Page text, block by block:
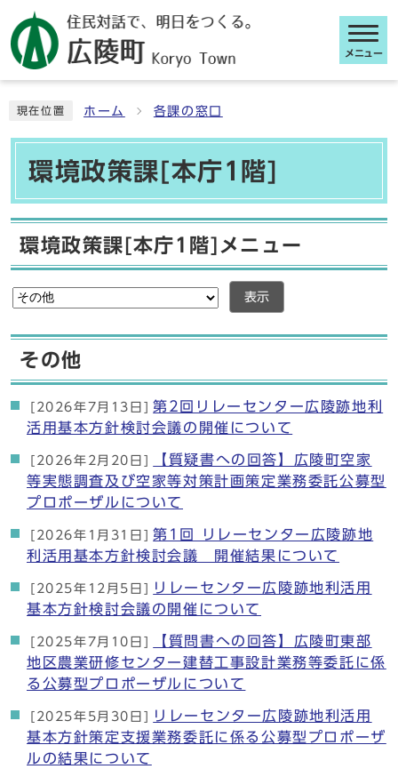
メニュー
現在位置 ホーム 各課の窓口
環境政策課[本庁1階]
環境政策課[本庁1階]メニュー
表示
その他
[2026年7月13日] 第2回リレーセンター広陵跡地利
活用基本方針検討会議の開催について
[2026年2月20日]
【質疑書への回答】広陵町空家
等実態調査及び空家等対策計画策定業務委託公募型
プロポーザルについて
[2026年1月31日] 第1回 リレーセンター広陵跡地
利活用基本方針検討会議 開催結果について
[2025年12月5日]
リレーセンター広陵跡地利活用
基本方針検討会議の開催について
[2025年7月10日]
【質問書への回答】広陵町東部
地区農業研修センター建替工事設計業務等委託に係
る公募型プロポーザルについて
[2025年5月30日]
リレーセンター広陵跡地利活用
基本方針策定支援業務委託に係る公募型プロポーザ
ルの結果について